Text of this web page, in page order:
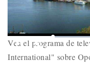
Loaded:
0%
Vea el programa de
International" sobre